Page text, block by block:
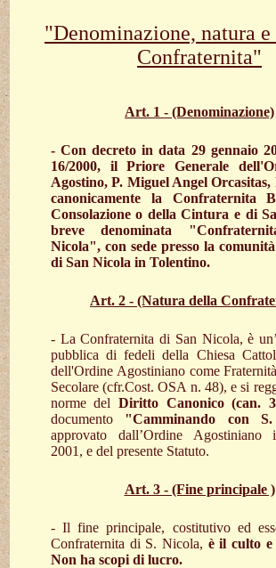
"Denominazione, natura
Confraternita"
Art. 1 - (Denominazione)
- Con decreto in data 29 gennaio
16/2000, il Priore Generale
Agostino, P. Miguel Angel Orcasitas,
canonicamente la Confraternita
Consolazione o della Cintura e di
breve denominata
Nicola", con sede presso la
di San Nicola in Tolentino.
Art. 2 - (Natura della
- La Confraternita di San Nicola, è
pubblica di fedeli della Chiesa
dell'Ordine Agostiniano come
Secolare (cfr.Cost. OSA n. 48), e si
norme del Diritto Canonico (can.
documento "Camminando con
approvato dall’Ordine Agostiniano
2001, e del presente Statuto.
Art. 3 - (Fine principale )
- Il fine principale, costitutivo ed
Confraternita di S. Nicola, è il culto e
Non ha scopi di lucro.